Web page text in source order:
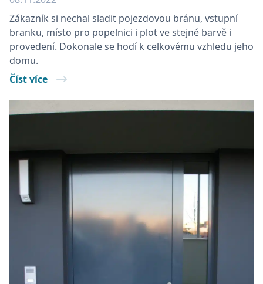
Zákazník si nechal sladit pojezdovou bránu, vstupní
branku, místo pro popelnici i plot ve stejné barvě i
provedení. Dokonale se hodí k celkovému vzhledu jeho
domu.
Číst více